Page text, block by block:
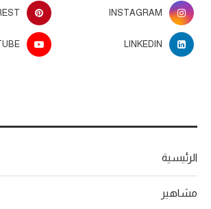
INSTAGRAM
LINKEDIN
الرئيسية
مشاهير